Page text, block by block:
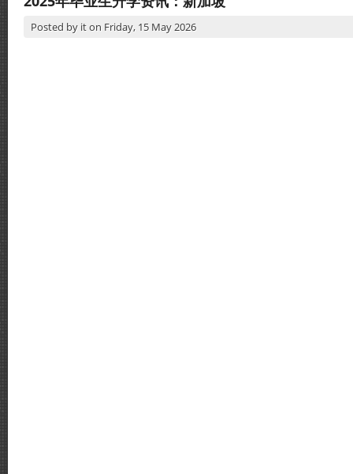
Posted by iton Friday, 15 May 2026